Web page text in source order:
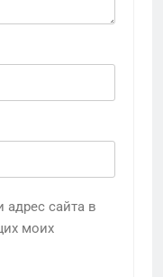
адрес сайта в
моих